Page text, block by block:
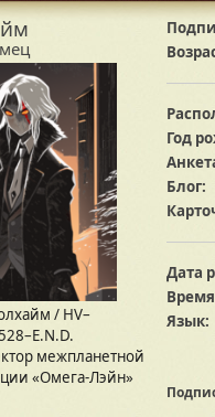
/ HV–
межпланетной
«Омега-Лэйн»
Год
Блог:
Дата
Язык: